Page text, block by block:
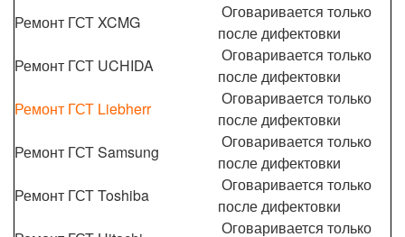
Ремонт ГСТ XCMG
Оговаривается только
после дифектовки
Ремонт ГСТ UCHIDA
Оговаривается только
после дифектовки
Ремонт ГСТ Liebherr
Оговаривается только
после дифектовки
Ремонт ГСТ Samsung
Оговаривается только
после дифектовки
Ремонт ГСТ Toshiba
Оговаривается только
после дифектовки
Оговаривается только